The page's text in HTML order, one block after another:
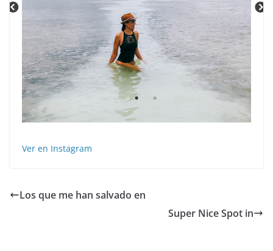
Ver en Instagram
Los que me han salvado en
️ Super Nice Spot in